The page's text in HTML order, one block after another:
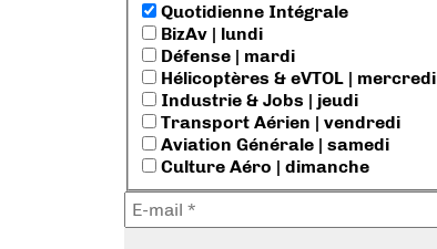
Quotidienne Intégrale
BizAv | lundi
Défense | mardi
Hélicoptères & eVTOL | mercredi
Industrie & Jobs | jeudi
Transport Aérien | vendredi
Aviation Générale | samedi
Culture Aéro | dimanche